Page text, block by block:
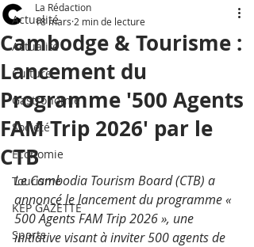
Actualité
Actualité
Culture
Gastronomie
Société
Economie
Tourisme
KEP GAZETTE
Sports
Cambodge & Tourisme :
Lancement du
Programme '500 Agents
FAM Trip 2026' par le
CTB
La Rédaction
18 mars 2 min de lecture
Le Cambodia Tourism Board (CTB) a
annoncé le lancement du programme «
500 Agents FAM Trip 2026 », une
initiative visant à inviter 500 agents de